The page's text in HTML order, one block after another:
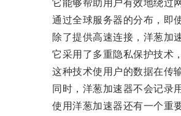
它能够帮助用户有效地绕过网
通过全球服务器的分布，即使
除了提供高速连接，洋葱加速
它采用了多重隐私保护技术，
这种技术使用户的数据在传输
同时，洋葱加速器不会记录用
使用洋葱加速器还有一个重要